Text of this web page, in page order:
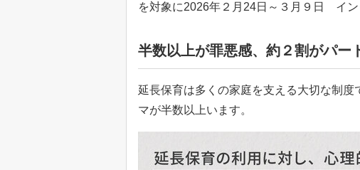
を対象に2026年２月24日～３月９日 イン
半数以上が罪悪感、約２割がパー
延長保育は多くの家庭を支える大切な制
マが半数以上います。